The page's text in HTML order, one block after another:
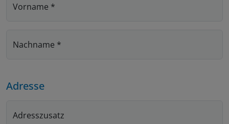
Vorname *
Nachname *
Adresse
Adresszusatz